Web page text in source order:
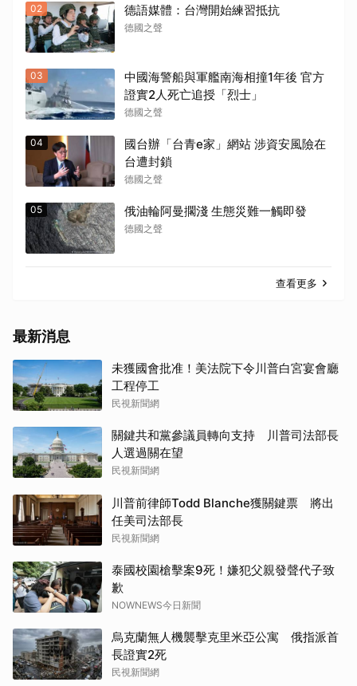
02 德語媒體：台灣開始練習抵抗
德國之聲
03
中國海警船與軍艦南海相撞1年後 官方
證實2人死亡追授「烈士」
德國之聲
04
國台辦「台青e家」網站 涉資安風險在
台遭封鎖
德國之聲
05 俄油輪阿曼擱淺 生態災難一觸即發
德國之聲
查看更多
最新消息
未獲國會批准！美法院下令川普白宮宴會廳
工程停工
民視新聞網
關鍵共和黨參議員轉向支持 川普司法部長
人選過關在望
民視新聞網
川普前律師Todd Blanche獲關鍵票 將出
任美司法部長
民視新聞網
泰國校園槍擊案9死！嫌犯父親發聲代子致
歉
NOWNEWS今日新聞
烏克蘭無人機襲擊克里米亞公寓 俄指派首
長證實2死
民視新聞網